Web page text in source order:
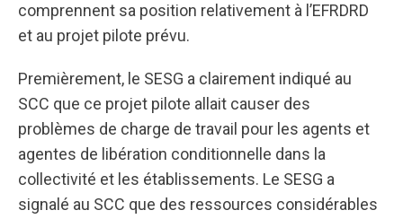
comprennent sa position relativement à l’EFRDRD
et au projet pilote prévu.
Premièrement, le SESG a clairement indiqué au
SCC que ce projet pilote allait causer des
problèmes de charge de travail pour les agents et
agentes de libération conditionnelle dans la
collectivité et les établissements. Le SESG a
signalé au SCC que des ressources considérables